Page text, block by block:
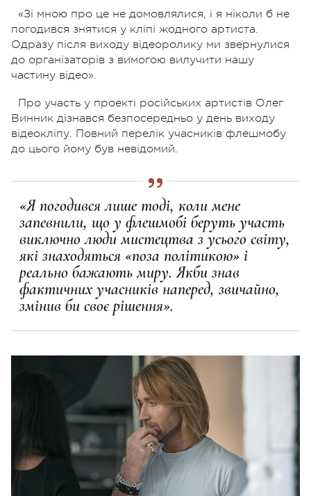
«Зі мною про це не домовлялися, і я ніколи б не
погодився знятися у кліпі жодного артиста.
Одразу після виходу відеоролику ми звернулися
до організаторів з вимогою вилучити нашу
частину відео».
Про участь у проекті російських артистів Олег
Винник дізнався безпосередньо у день виходу
відеокліпу. Повний перелік учасників флешмобу
до цього йому був невідомий.
«Я погодився лише тоді, коли мене
запевнили, що у флешмобі беруть участь
виключно люди мистецтва з усього світу,
які знаходяться «поза політикою» і
реально бажають миру. Якби знав
фактичних учасників наперед, звичайно,
змінив би своє рішення».